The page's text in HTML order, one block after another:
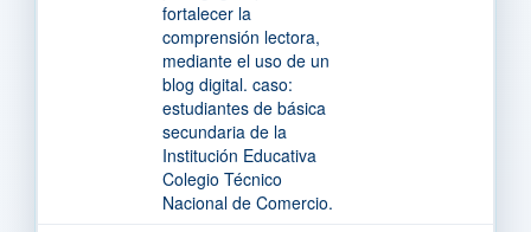
fortalecer la
comprensión lectora,
mediante el uso de un
blog digital. caso:
estudiantes de básica
secundaria de la
Institución Educativa
Colegio Técnico
Nacional de Comercio.